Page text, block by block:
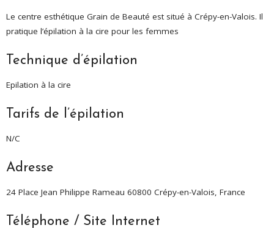
Le centre esthétique Grain de Beauté est situé à Crépy-en-Valois. Il
pratique l’épilation à la cire pour les femmes
Technique d’épilation
Epilation à la cire
Tarifs de l’épilation
N/C
Adresse
24 Place Jean Philippe Rameau 60800 Crépy-en-Valois, France
Téléphone / Site Internet